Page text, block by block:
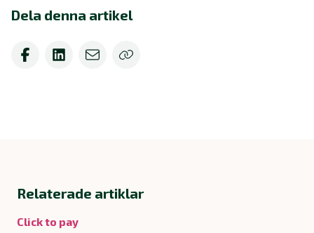
Dela denna artikel
Relaterade artiklar
Click to pay